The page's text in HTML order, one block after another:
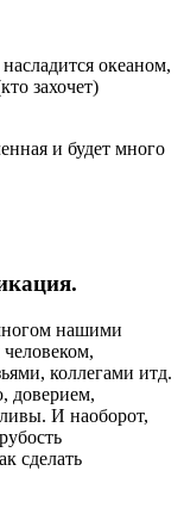
океаном,
захочет)
и будет много
нашими
коллегами итд.
доверием,
И наоборот,
сделать